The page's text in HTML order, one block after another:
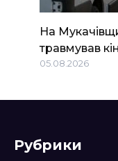
На
травмував
05.08.2026
Рубрики